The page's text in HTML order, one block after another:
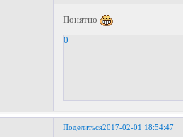
Понятно
0
Поделиться2017-02-01 18:54:47